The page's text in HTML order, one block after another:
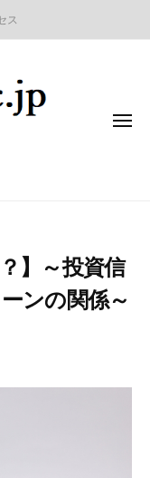
ス
メ
】～投資信
ンの関係～